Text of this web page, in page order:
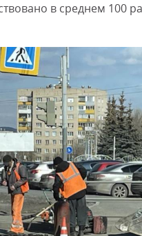
в среднем 100